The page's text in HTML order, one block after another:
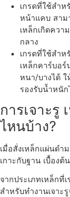
เกรดที่ใช้สำ
หน้าแคบ สาม
เหล็กเกิดคว
กลาง
เกรดที่ใช้สำ
เหล็กคาร์บอ
หนา/บางได้
รองรับน้ำหนั
การเจาะรู
ไหนบ้าง?
เมื่อสั่งเหล็กแผ่นดำ
เกาะกับฐาน เบื้องต้
จากประเภทเหล็กที่
สำหรับทำงานเจาะ